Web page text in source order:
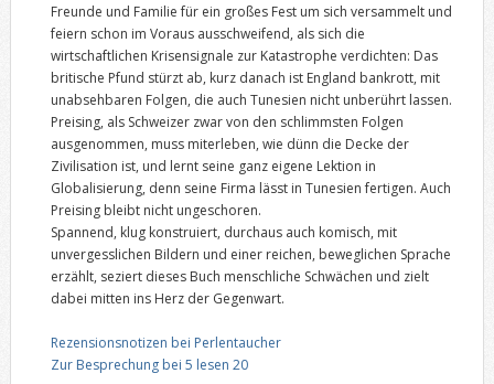
Freunde und Familie für ein großes Fest um sich versammelt und
feiern schon im Voraus ausschweifend, als sich die
wirtschaftlichen Krisensignale zur Katastrophe verdichten: Das
britische Pfund stürzt ab, kurz danach ist England bankrott, mit
unabsehbaren Folgen, die auch Tunesien nicht unberührt lassen.
Preising, als Schweizer zwar von den schlimmsten Folgen
ausgenommen, muss miterleben, wie dünn die Decke der
Zivilisation ist, und lernt seine ganz eigene Lektion in
Globalisierung, denn seine Firma lässt in Tunesien fertigen. Auch
Preising bleibt nicht ungeschoren.
Spannend, klug konstruiert, durchaus auch komisch, mit
unvergesslichen Bildern und einer reichen, beweglichen Sprache
erzählt, seziert dieses Buch menschliche Schwächen und zielt
dabei mitten ins Herz der Gegenwart.
Rezensionsnotizen bei Perlentaucher
Zur Besprechung bei 5 lesen 20